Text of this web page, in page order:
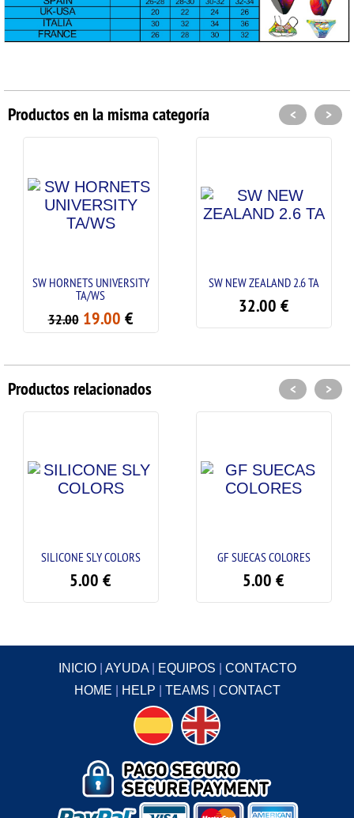
Productos en la misma categoría
UNIVERSITY
SW NEW ZEALAND 2.6 TA SW
< >
Productos relacionados
SLY COLORS GF SUECAS COLORES
< >
INICIO| AYUDA| EQUIPOS
CONTACTO
HOME
HELP TEAMS CONTACT